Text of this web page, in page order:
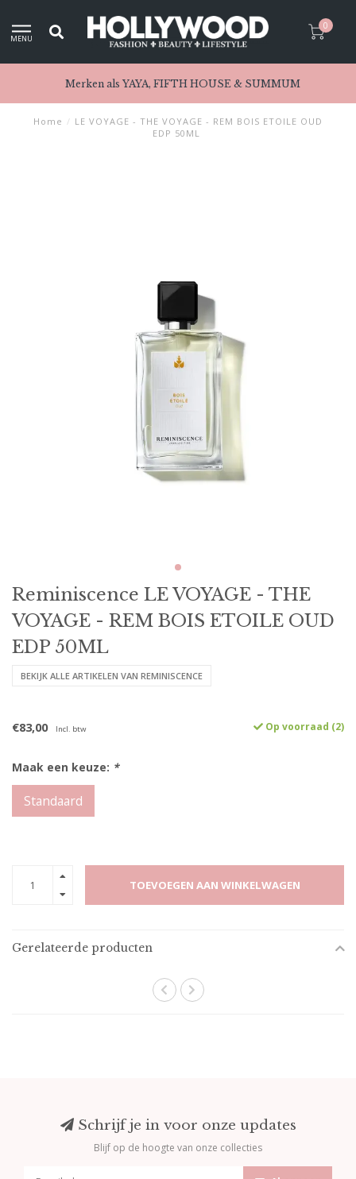
MENU
0
Merken als YAYA, FIFTH HOUSE & SUMMUM
Home / LE VOYAGE - THE VOYAGE - REM BOIS ETOILE OUD
EDP 50ML
Reminiscence LE VOYAGE - THE
VOYAGE - REM BOIS ETOILE OUD
EDP 50ML
BEKIJK ALLE ARTIKELEN VAN REMINISCENCE
€83,00 Incl. btw Op voorraad (2)
Maak een keuze: *
Standaard
TOEVOEGEN AAN WINKELWAGEN
Gerelateerde producten
Schrijf je in voor onze updates
Blijf op de hoogte van onze collecties